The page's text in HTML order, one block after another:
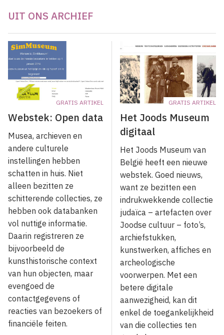
UIT ONS ARCHIEF
GRATIS ARTIKEL
Webstek: Open data
Musea, archieven en
andere culturele
instellingen hebben
schatten in huis. Niet
alleen bezitten ze
schitterende collecties, ze
hebben ook databanken
vol nuttige informatie.
Daarin registreren ze
bijvoorbeeld de
kunsthistorische context
van hun objecten, maar
evengoed de
contactgegevens of
reacties van bezoekers of
financiële feiten.
GRATIS ARTIKEL
Het Joods Museum
digitaal
Het Joods Museum van
België heeft een nieuwe
webstek. Goed nieuws,
want ze bezitten een
indrukwekkende collectie
judaïca – artefacten over
Joodse cultuur – foto’s,
archiefstukken,
kunstwerken, affiches en
archeologische
voorwerpen. Met een
betere digitale
aanwezigheid, kan dit
enkel de toegankelijkheid
van die collecties ten